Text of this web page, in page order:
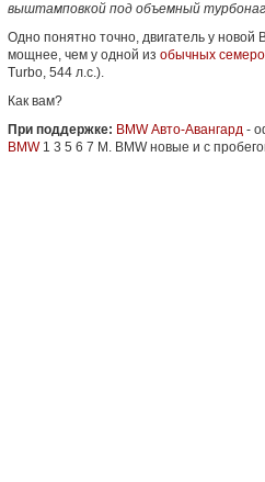
выштамповкой под объемный
Одно понятно точно, двигатель у новой
мощнее, чем у одной из обычных
Turbo, 544 л.с.).
Как вам?
При поддержке: BMW Авто-Авангард -
BMW1 3 5 6 7 M. BMW новые и с